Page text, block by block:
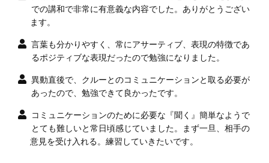
での講和で非常に有意義な内容でした。ありがとうござい
ます。
言葉も分かりやすく、常にアサーティブ、表現の特徴であ
るポジティブな表現だったので勉強になりました。
異動直後で、クルーとのコミュニケーションと取る必要が
あったので、勉強できて良かったです。
コミュニケーションのために必要な『聞く』簡単なようで
とても難しいと常日頃感じていました。まず一旦、相手の
意見を受け入れる。練習していきたいです。